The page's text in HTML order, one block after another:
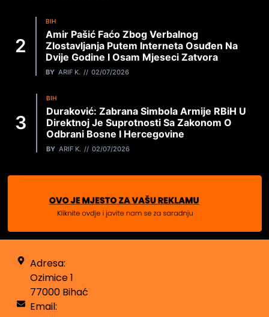
BIH
Amir Pašić Faćo Zbog Verbalnog
Zlostavljanja Putem Interneta Osuđen Na
Dvije Godine I Osam Mjeseci Zatvora
BY ARIF K. 02/07/2026
BIH
Duraković: Zabrana Simbola Armije RBiH U
Direktnoj Je Suprotnosti Sa Zakonom O
Odbrani Bosne I Hercegovine
BY ARIF K. 02/07/2026
Adresa:
Ozimice 1
77000 Bihać
Email: